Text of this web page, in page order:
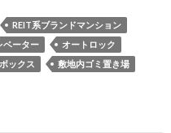
REIT系ブランドマンション
ベーター
オートロック
ックス
敷地内ゴミ置き場